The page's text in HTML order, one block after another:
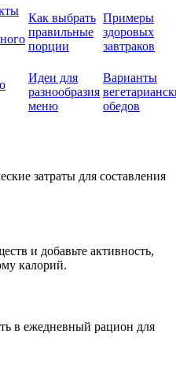
Как выбрать
правильные
порции
Примеры
здоровых
завтраков
Идеи для
разнообразия
меню
Варианты
обедов
затраты для составления
и добавьте активность,
калорий.
в ежедневный рацион для